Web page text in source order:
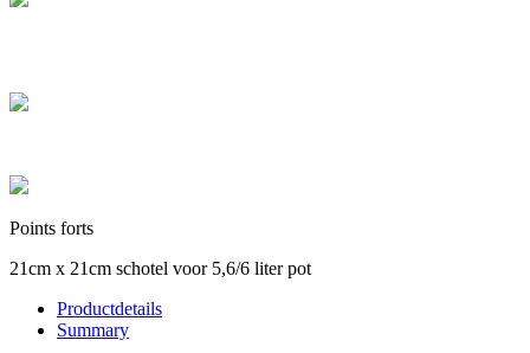
Points forts
21cm x 21cm schotel voor 5,6/6 liter pot
Productdetails
Summary